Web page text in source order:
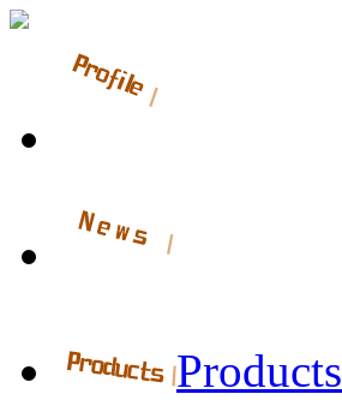
Products